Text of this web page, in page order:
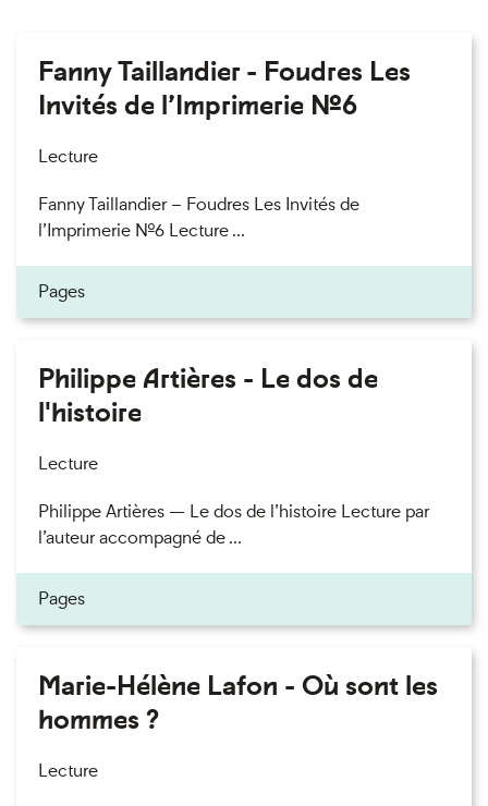
Fanny Taillandier - Foudres Les
Invités de l’Imprimerie n°6
Lecture
Fanny Taillandier – Foudres Les Invités de
l’Imprimerie n°6 Lecture ...
Pages
Philippe Artières - Le dos de
l'histoire
Lecture
Philippe Artières — Le dos de l’histoire Lecture par
l’auteur accompagné de ...
Pages
Marie-Hélène Lafon - Où sont les
hommes ?
Lecture